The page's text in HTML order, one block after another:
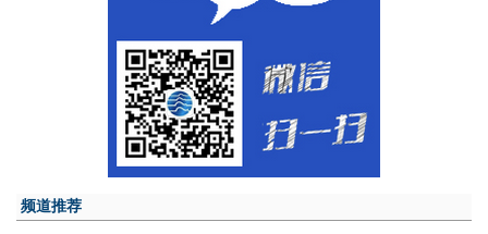
频道推荐